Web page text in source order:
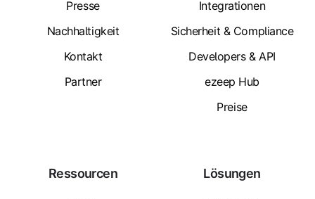
Presse
Nachhaltigkeit
Kontakt
Partner
Integrationen
Sicherheit & Compliance
Developers & API
ezeep Hub
Preise
Ressourcen Lösungen